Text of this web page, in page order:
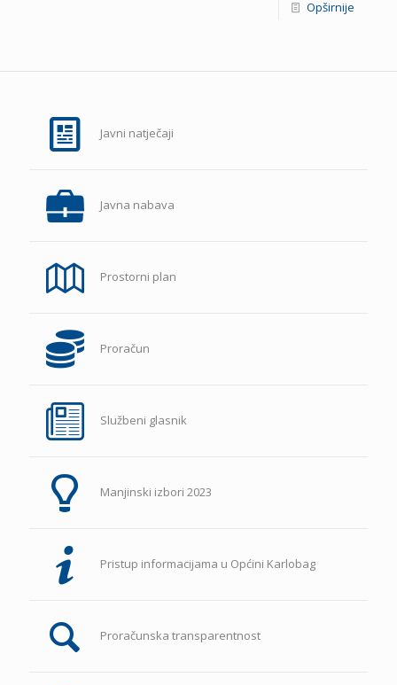
Opširnije
Javni natječaji
Javna nabava
Prostorni plan
Proračun
Službeni glasnik
Manjinski izbori 2023
Pristup informacijama u Općini Karlobag
Proračunska transparentnost